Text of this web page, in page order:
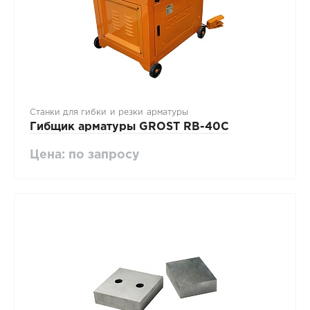
Станки для гибки и резки арматуры
Гибщик арматуры GROST RB-40С
Цена: по запросу